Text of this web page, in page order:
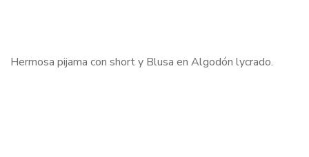
Hermosa pijama con short y Blusa en Algodón lycrado.